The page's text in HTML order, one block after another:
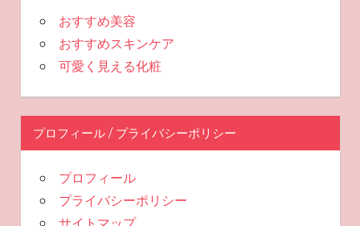
おすすめ美容
おすすめスキンケア
可愛く見える化粧
プロフィール / プライバシーポリシー
プロフィール
プライバシーポリシー